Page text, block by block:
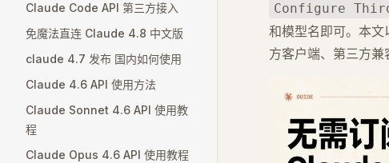
Claude Code API 第三方接入
免魔法直连 Claude 4.8 中文版
claude 4.7 发布 国内如何使用
Claude 4.6 API 使用方法
Claude Sonnet 4.6 API 使用教
程
Claude Opus 4.6 API 使用教程
Configure
和模型名即可。本文
方客户端、第三方兼